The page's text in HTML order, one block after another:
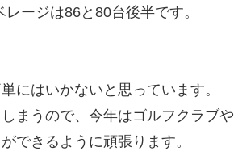
ージは86と80台後半です。
にはいかないと思っています。
まうので、今年はゴルフクラブや
できるように頑張ります。